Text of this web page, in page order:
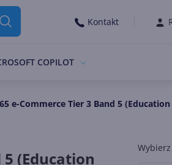
Kontakt
COPILOT
e-Commerce Tier 3 Band 5
(Education